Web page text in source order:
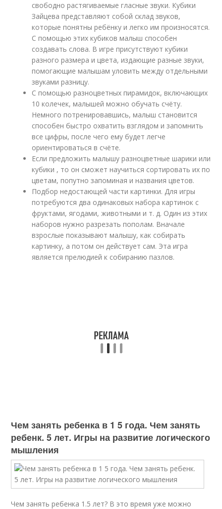
свободно растягиваемые гласные звуки. Кубики
Зайцева представляют собой склад звуков,
которые понятны ребёнку и легко им произносятся.
С помощью этих кубиков малыш способен
создавать слова. В игре присутствуют кубики
разного размера и цвета, издающие разные звуки,
помогающие малышам уловить между отдельными
звуками разницу.
С помощью разноцветных пирамидок, включающих
10 колечек, малышей можно обучать счёту.
Немного потренировавшись, малыш становится
способен быстро охватить взглядом и запомнить
все цифры, после чего ему будет легче
ориентироваться в счёте.
Если предложить малышу разноцветные шарики или
кубики , то он сможет научиться сортировать их по
цветам, попутно запоминая и названия цветов.
Подбор недостающей части картинки. Для игры
потребуются два одинаковых набора картинок с
фруктами, ягодами, животными и т. д. Один из этих
наборов нужно разрезать пополам. Вначале
взрослые показывают малышу, как собирать
картинку, а потом он действует сам. Эта игра
является прелюдией к собиранию пазлов.
Чем занять ребенка в 1 5 года. Чем занять
ребенк. 5 лет. Игры на развитие логического
мышления
Чем занять ребенка 1.5 лет? В это время уже можно